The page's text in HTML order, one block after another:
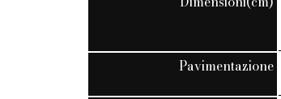
Pavimentazione